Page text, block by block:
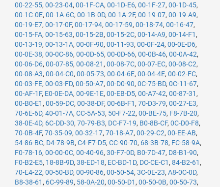
00-22-55, 00-23-04, 00-1F-CA, 00-1D-E6, 00-1F-27, 00-1D-45,
00-1C-0E, 00-1A-6C, 00-1B-0D, 00-1A-2F, 00-19-07, 00-19-A9,
00-19-E7, 00-17-0F, 00-17-94, 00-17-59, 00-18-74, 00-16-47,
00-15-FA, 00-15-63, 00-15-2B, 00-15-2C, 00-14-A9, 00-14-F1 ,
00-13-19, 00-13-1A, 00-0F-90, 00-11-93, 00-0F-24, 00-0E-D6,
00-0E-38, 00-0C-86, 00-0D-65, 00-0D-66, 00-0B-46, 00-0A-42,
00-06-D6, 00-07-85, 00-08-21 , 00-08-7C, 00-07-EC, 00-08-C2,
00-08-A3, 00-04-C0, 00-05-73, 00-04-6E, 00-04-4E, 00-02-FC,
00-03-FE, 00-03-FD, 00-50-A7, 00-D0-90, 0C-75-BD, 0C-11-67,
00-AF-1F, E0-0E-DA, 00-9E-1E, 00-EB-D5, 00-A7-42, 00-87-31 ,
00-B0-E1 , 00-59-DC, 00-38-DF, 00-6B-F1 , 70-D3-79, 00-27-E3,
70-6E-6D, 40-01-7A, CC-5A-53, 50-F7-22, 00-BE-75, F8-7B-20,
38-0E-4D, 6C-DD-30, 70-79-B3, DC-F7-19, B0-8B-CF, 0C-D0-F8,
70-0B-4F, 70-35-09, 00-32-17, 70-18-A7, 00-29-C2, 00-EE-AB,
54-86-BC, D4-78-9B, C4-F7-D5, CC-90-70, 68-3B-78, FC-58-9A,
F0-78-16, 00-00-0C, 00-40-96, 30-F7-0D, B0-7D-47, D8-B1-90,
F0-B2-E5, 18-8B-9D, 38-ED-18, EC-BD-1D, DC-CE-C1 , 84-B2-61 ,
70-E4-22, 00-50-BD, 00-90-86, 00-50-54, 3C-0E-23, A8-0C-0D,
B8-38-61 , 6C-99-89, 58-0A-20, 00-50-D1 , 00-50-0B, 00-50-73,